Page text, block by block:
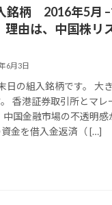
銘柄 2016年5月 –
理由は、中国株リ
6月3日
日の組入銘柄です。 大
。 香港証券取引所とマ
中国金融市場の不透明感
金を借入金返済（ […]